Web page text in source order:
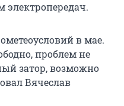
в мае.
проблем не
затор, возможно
Вячеслав